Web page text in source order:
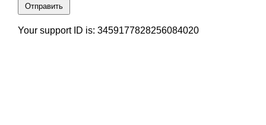
Отправить
Your support ID is: 3459177828256084020